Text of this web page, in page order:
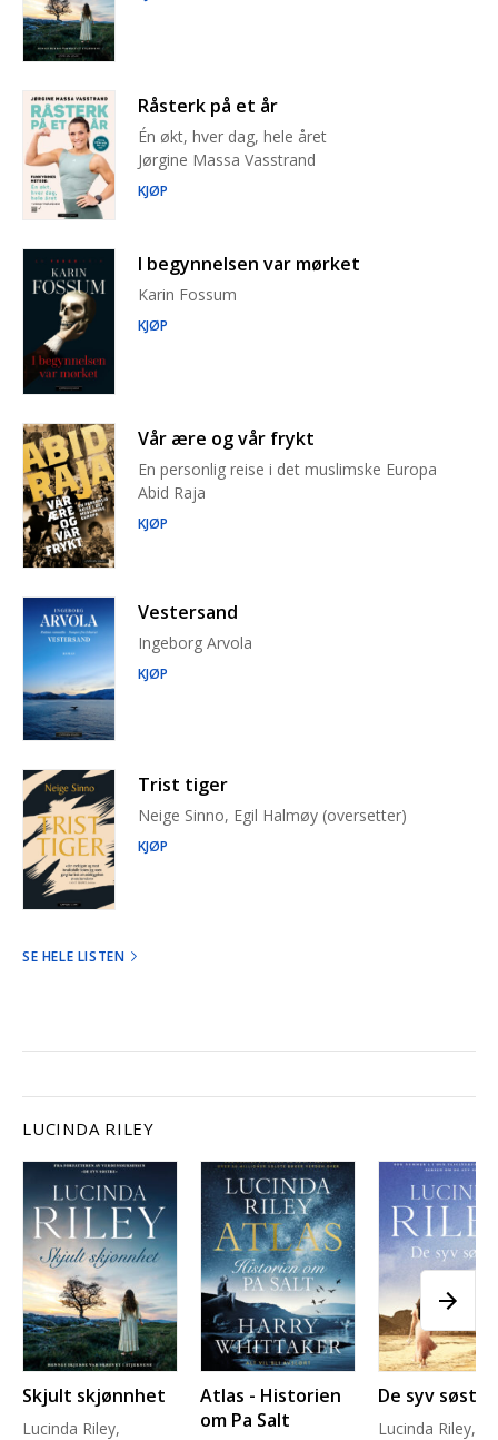
Råsterk på et år
Én økt, hver dag, hele året
Jørgine Massa Vasstrand
KJØP
I begynnelsen var mørket
Karin Fossum
KJØP
Vår ære og vår frykt
En personlig reise i det muslimske Europa
Abid Raja
KJØP
Vestersand
Ingeborg Arvola
KJØP
Trist tiger
Neige Sinno, Egil Halmøy (oversetter)
KJØP
SE HELE LISTEN
LUCINDA RILEY
Skjult skjønnhet
Lucinda Riley,
Atlas - Historien
om Pa Salt
De syv søstre
Lucinda Riley,